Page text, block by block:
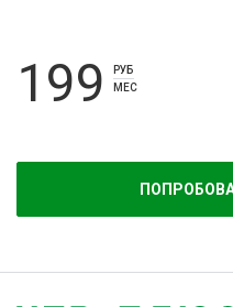
199
РУБ
МЕС